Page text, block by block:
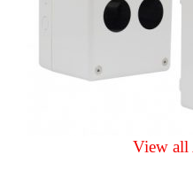
View all